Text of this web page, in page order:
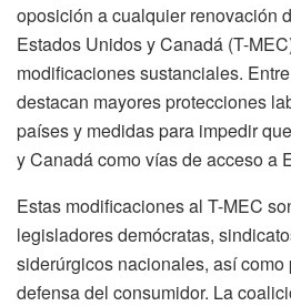
oposición a cualquier renovación
Estados Unidos y Canadá (T-
modificaciones sustanciales.
destacan mayores protecciones
países y medidas para impedir
y Canadá como vías de acceso a
Estas modificaciones al T-MEC
legisladores demócratas,
siderúrgicos nacionales, así
defensa del consumidor. La